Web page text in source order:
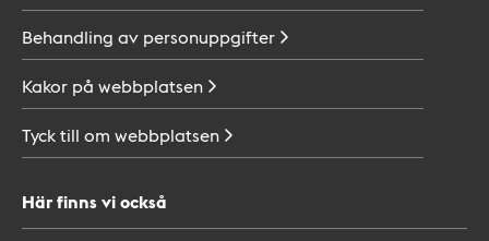
Behandling av personuppgifter
Kakor på webbplatsen
Tyck till om webbplatsen
Här finns vi också